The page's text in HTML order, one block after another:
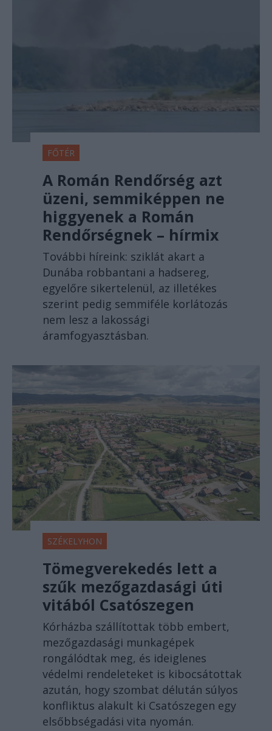
FŐTÉR
A Román Rendőrség azt
üzeni, semmiképpen ne
higgyenek a Román
Rendőrségnek – hírmix
További híreink: sziklát akart a
Dunába robbantani a hadsereg,
egyelőre sikertelenül, az illetékes
szerint pedig semmiféle korlátozás
nem lesz a lakossági
áramfogyasztásban.
SZÉKELYHON
Tömegverekedés lett a
szűk mezőgazdasági úti
vitából Csatószegen
Kórházba szállítottak több embert,
mezőgazdasági munkagépek
rongálódtak meg, és ideiglenes
védelmi rendeleteket is kibocsátottak
azután, hogy szombat délután súlyos
konfliktus alakult ki Csatószegen egy
elsőbbségadási vita nyomán.